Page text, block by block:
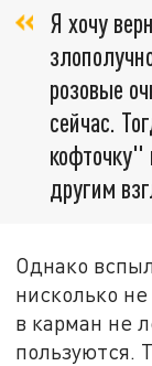
Я хочу
розовые
сейчас.
кофточку"
другим
Однако
нисколько
в карман не
пользуются.